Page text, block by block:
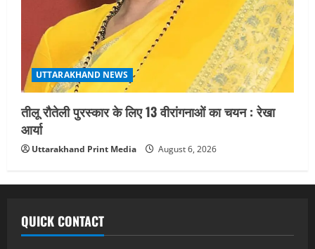
UTTARAKHAND NEWS
तीलू रौतेली पुरस्कार के लिए 13 वीरांगनाओं का चयन : रेखा
आर्या
Uttarakhand Print Media August 6, 2026
QUICK CONTACT